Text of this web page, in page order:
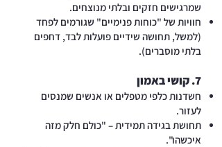
שמרגישים חזקים ובלתי מנוצחים.
חוויות של "כוחות פנימיים" שגורמים לפחד
(למשל, תחושה שידיים פועלות לבד, דחפים
בלתי מוסברים).
7. קושי באמון
חשדנות כלפי מטפלים או אנשים שמנסים
לעזור.
תחושת בגידה תמידית – "כולם חלק מזה
איכשהו".